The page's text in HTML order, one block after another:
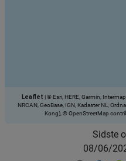
Leaflet
© Esri, HERE, Garmin,
NRCAN, GeoBase, IGN, Kadaster NL,
Kong), © OpenStreetMap
Sidste
08/06/